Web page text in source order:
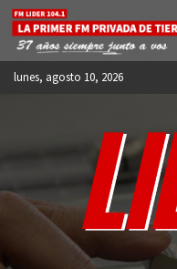
Skip
content
lunes, agosto 10, 2026